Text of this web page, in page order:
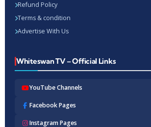
Refund Policy
Terms & condition
Advertise With Us
Whiteswan TV – Official Links
YouTube Channels
Whiteswan TV News
Whiteswan Kerala
Facebook Pages
Whiteswan TV News
Instagram Pages